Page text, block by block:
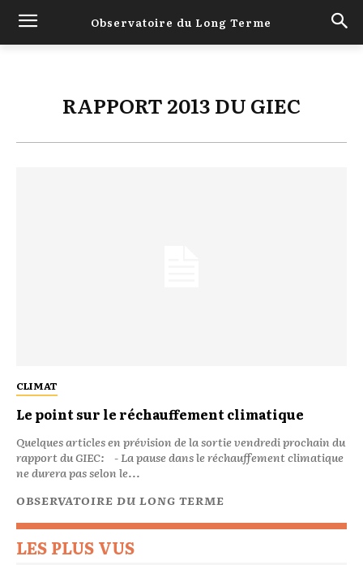
Observatoire du Long Terme
RAPPORT 2013 DU GIEC
CLIMAT
Le point sur le réchauffement climatique
Quelques articles en prévision de la sortie vendredi prochain du
rapport du GIEC: - La pause dans le réchauffement climatique
ne durera pas selon le...
OBSERVATOIRE DU LONG TERME
LES PLUS VUS